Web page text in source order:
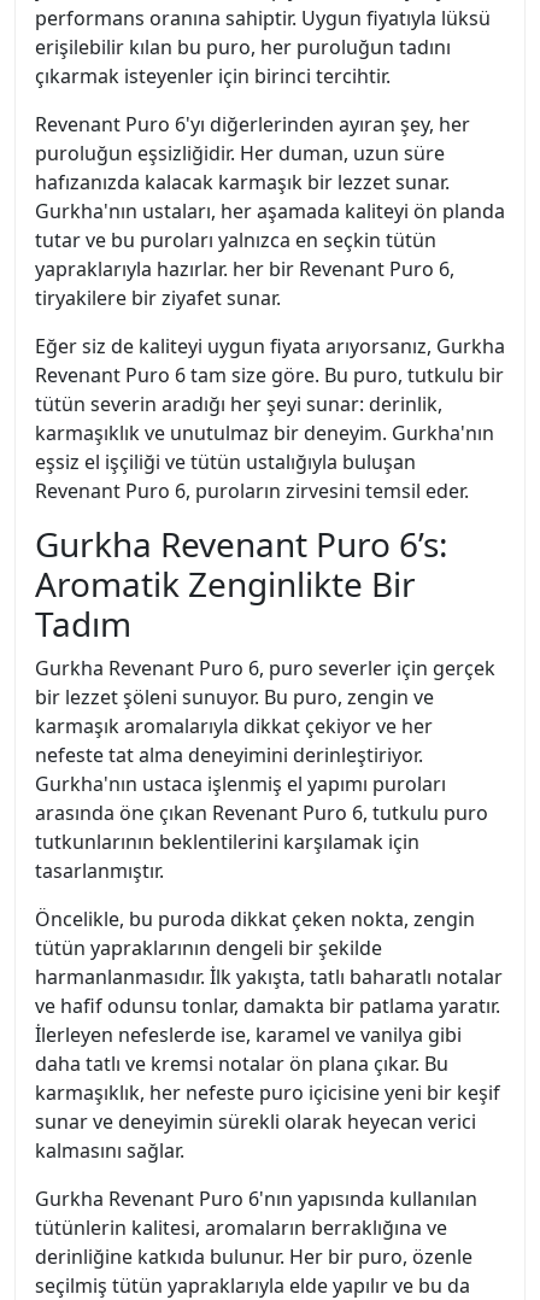
performans oranına sahiptir. Uygun fiyatıyla lüksü
erişilebilir kılan bu puro, her puroluğun tadını
çıkarmak isteyenler için birinci tercihtir.
Revenant Puro 6'yı diğerlerinden ayıran şey, her
puroluğun eşsizliğidir. Her duman, uzun süre
hafızanızda kalacak karmaşık bir lezzet sunar.
Gurkha'nın ustaları, her aşamada kaliteyi ön planda
tutar ve bu puroları yalnızca en seçkin tütün
yapraklarıyla hazırlar. her bir Revenant Puro 6,
tiryakilere bir ziyafet sunar.
Eğer siz de kaliteyi uygun fiyata arıyorsanız, Gurkha
Revenant Puro 6 tam size göre. Bu puro, tutkulu bir
tütün severin aradığı her şeyi sunar: derinlik,
karmaşıklık ve unutulmaz bir deneyim. Gurkha'nın
eşsiz el işçiliği ve tütün ustalığıyla buluşan
Revenant Puro 6, puroların zirvesini temsil eder.
Gurkha Revenant Puro 6’s:
Aromatik Zenginlikte Bir
Tadım
Gurkha Revenant Puro 6, puro severler için gerçek
bir lezzet şöleni sunuyor. Bu puro, zengin ve
karmaşık aromalarıyla dikkat çekiyor ve her
nefeste tat alma deneyimini derinleştiriyor.
Gurkha'nın ustaca işlenmiş el yapımı puroları
arasında öne çıkan Revenant Puro 6, tutkulu puro
tutkunlarının beklentilerini karşılamak için
tasarlanmıştır.
Öncelikle, bu puroda dikkat çeken nokta, zengin
tütün yapraklarının dengeli bir şekilde
harmanlanmasıdır. İlk yakışta, tatlı baharatlı notalar
ve hafif odunsu tonlar, damakta bir patlama yaratır.
İlerleyen nefeslerde ise, karamel ve vanilya gibi
daha tatlı ve kremsi notalar ön plana çıkar. Bu
karmaşıklık, her nefeste puro içicisine yeni bir keşif
sunar ve deneyimin sürekli olarak heyecan verici
kalmasını sağlar.
Gurkha Revenant Puro 6'nın yapısında kullanılan
tütünlerin kalitesi, aromaların berraklığına ve
derinliğine katkıda bulunur. Her bir puro, özenle
seçilmiş tütün yapraklarıyla elde yapılır ve bu da